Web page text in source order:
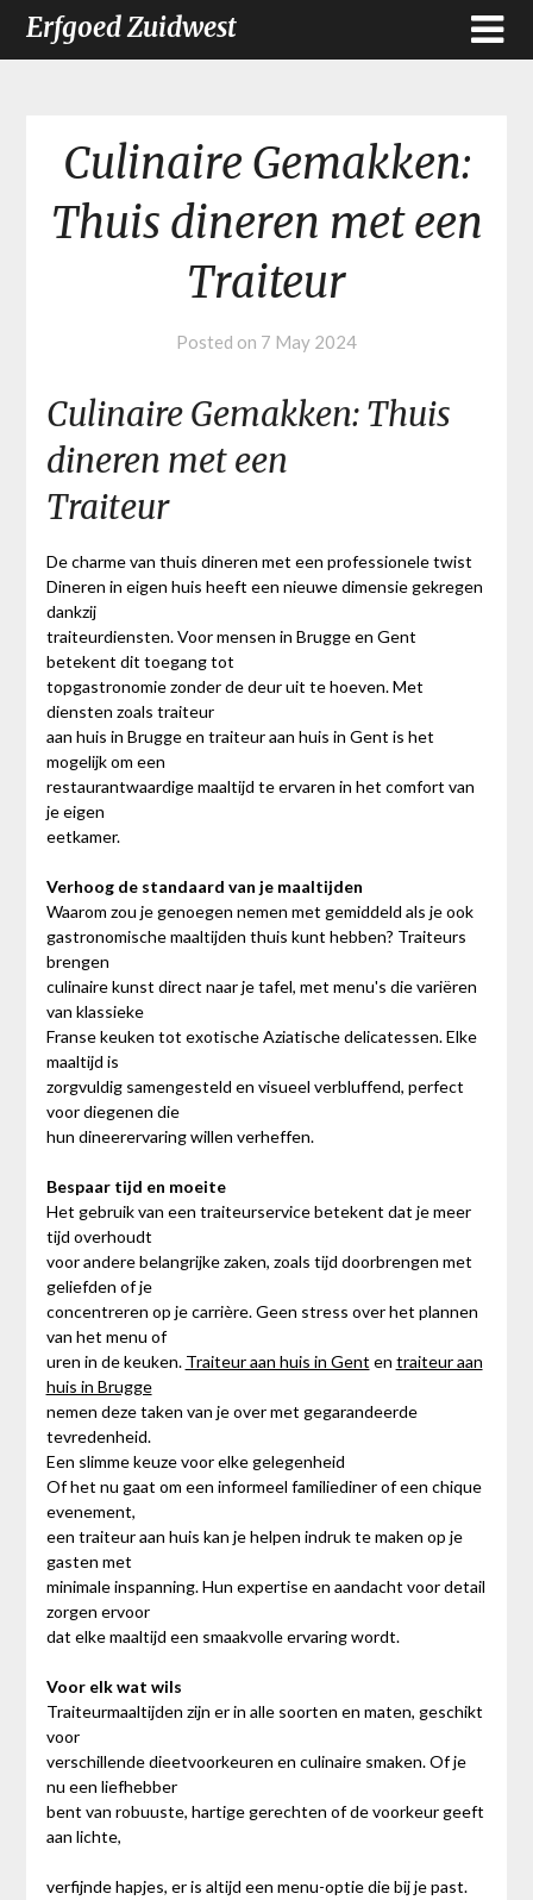
Erfgoed Zuidwest
Culinaire Gemakken:
Thuis dineren met een
Traiteur
Posted on 7 May 2024
Culinaire Gemakken: Thuis
dineren met een
Traiteur
De charme van thuis dineren met een professionele twist
Dineren in eigen huis heeft een nieuwe dimensie gekregen
dankzij
traiteurdiensten. Voor mensen in Brugge en Gent
betekent dit toegang tot
topgastronomie zonder de deur uit te hoeven. Met
diensten zoals traiteur
aan huis in Brugge en traiteur aan huis in Gent is het
mogelijk om een
restaurantwaardige maaltijd te ervaren in het comfort van
je eigen
eetkamer.
Verhoog de standaard van je maaltijden
Waarom zou je genoegen nemen met gemiddeld als je ook
gastronomische maaltijden thuis kunt hebben? Traiteurs
brengen
culinaire kunst direct naar je tafel, met menu's die variëren
van klassieke
Franse keuken tot exotische Aziatische delicatessen. Elke
maaltijd is
zorgvuldig samengesteld en visueel verbluffend, perfect
voor diegenen die
hun dineerervaring willen verheffen.
Bespaar tijd en moeite
Het gebruik van een traiteurservice betekent dat je meer
tijd overhoudt
voor andere belangrijke zaken, zoals tijd doorbrengen met
geliefden of je
concentreren op je carrière. Geen stress over het plannen
van het menu of
uren in de keuken. Traiteur aan huis in Gent en traiteur aan
huis in Brugge
nemen deze taken van je over met gegarandeerde
tevredenheid.
Een slimme keuze voor elke gelegenheid
Of het nu gaat om een informeel familiediner of een chique
evenement,
een traiteur aan huis kan je helpen indruk te maken op je
gasten met
minimale inspanning. Hun expertise en aandacht voor detail
zorgen ervoor
dat elke maaltijd een smaakvolle ervaring wordt.
Voor elk wat wils
Traiteurmaaltijden zijn er in alle soorten en maten, geschikt
voor
verschillende dieetvoorkeuren en culinaire smaken. Of je
nu een liefhebber
bent van robuuste, hartige gerechten of de voorkeur geeft
aan lichte,
verfijnde hapjes, er is altijd een menu-optie die bij je past.